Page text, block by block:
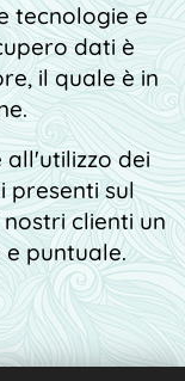
tecnologie e
dati è
il quale è in
all'utilizzo dei
presenti sul
clienti un
puntuale.